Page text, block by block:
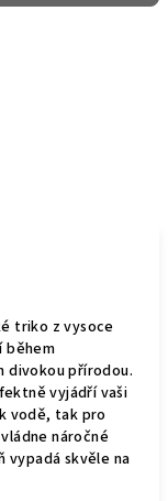
triko z vysoce
během
divokou přírodou.
vyjádří vaši
vodě, tak pro
náročné
vypadá skvěle na